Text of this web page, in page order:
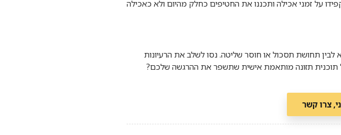
על זמני אכילה ותכננו את החטיפים כחלק מהיום ולא כאכילה
לבין תחושת תסכול או חוסר שליטה. נסו לשלב את הרעיונות
תוכנית תזונה מותאמת אישית שתשפר את ההרגשה שלכם?
צרו קשר